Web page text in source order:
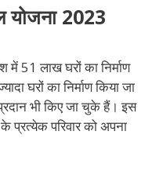
योजना 2023
51 लाख घरों का निर्माण
घरों का निर्माण किया जा
भी किए जा चुके हैं। इस
प्रत्येक परिवार को अपना